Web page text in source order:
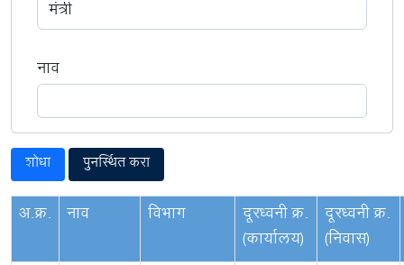
नाव
पुनर्स्थित करा
अ.क्र. नाव विभाग
दूरध्वनी क्र.
(कार्यालय)
दूरध्वनी क्र.
(निवास)